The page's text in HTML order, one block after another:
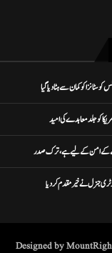
کو کمان سے ہٹا دیا گیا
کو جلد معاہدے کی امید
کے امن کے لیے ہے، ترک صدر
جنرل نے خیرمقدم کردیا
Designed by